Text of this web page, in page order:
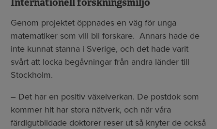
Genom projektet öppnades en väg för unga
matematiker som vill bli forskare. Annars hade de
inte kunnat stanna i Sverige, och det hade varit
svårt att locka begåvningar från andra länder till
Stockholm.
– Det har en positiv växelverkan. De postdok som
kommer hit har stora nätverk, och när våra
färdigutbildade doktorer reser ut så knyter de också